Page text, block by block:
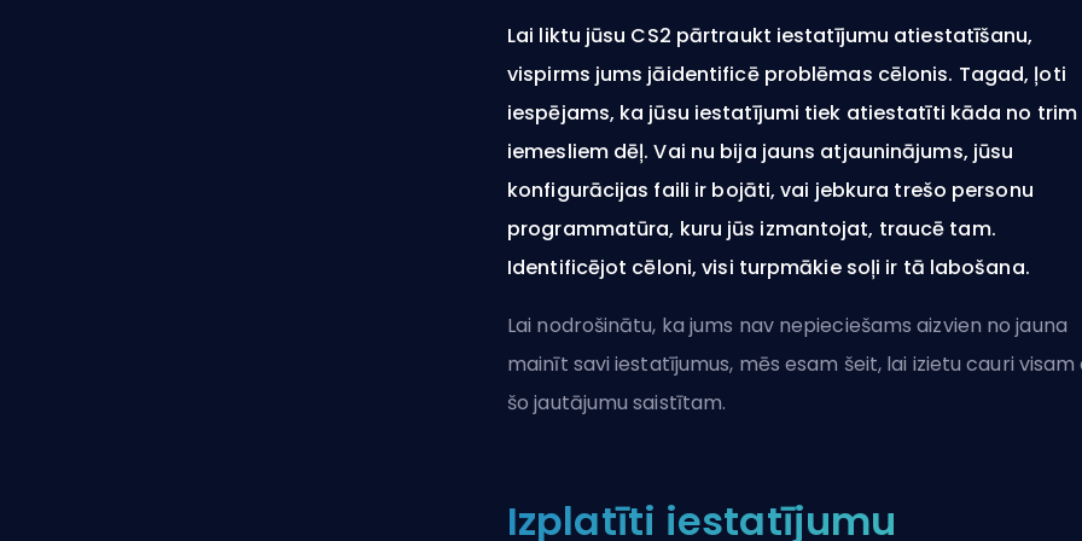
Lai liktu jūsu CS2 pārtraukt iestatījumu atiestatīšanu,
vispirms jums jāidentificē problēmas cēlonis. Tagad, ļoti
iespējams, ka jūsu iestatījumi tiek atiestatīti kāda no trim
iemesliem dēļ. Vai nu bija jauns atjauninājums, jūsu
konfigurācijas faili ir bojāti, vai jebkura trešo personu
programmatūra, kuru jūs izmantojat, traucē tam.
Identificējot cēloni, visi turpmākie soļi ir tā labošana.
Lai nodrošinātu, ka jums nav nepieciešams aizvien no jauna
mainīt savi iestatījumus, mēs esam šeit, lai izietu cauri visam
šo jautājumu saistītam.
Izplatīti iestatījumu